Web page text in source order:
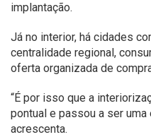
implantação.
Já no interior, há cidades
centralidade regional,
oferta organizada de
“É por isso que a
pontual e passou a ser
acrescenta.